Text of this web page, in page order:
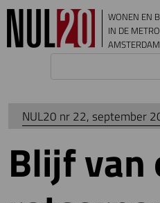
Overslaan en naar de inhoud gaan
WONEN EN
IN DE
AMSTERDAM
NUL20 nr 22, september
Blijf van